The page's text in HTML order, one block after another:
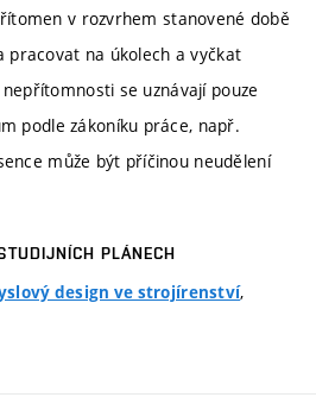
v rozvrhem stanovené době
na úkolech a vyčkat
se uznávají pouze
podle zákoníku práce, např.
může být příčinou neudělení
PLÁNECH
design ve strojírenství,